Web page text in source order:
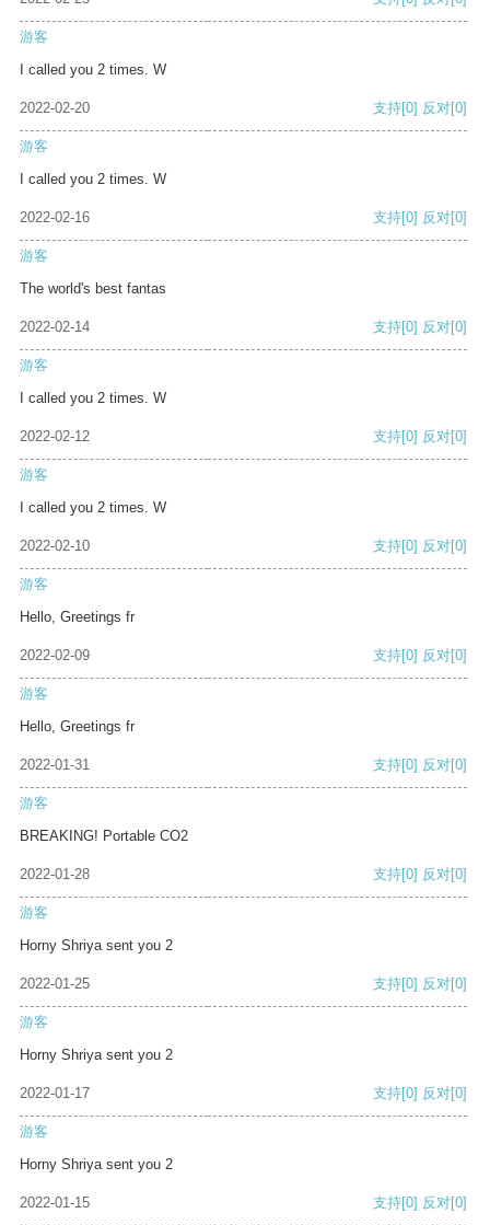
游客
I called you 2 times. W
2022-02-20 支持[0] 反对[0]
游客
I called you 2 times. W
2022-02-16 支持[0] 反对[0]
游客
The world's best fantas
2022-02-14 支持[0] 反对[0]
游客
I called you 2 times. W
2022-02-12 支持[0] 反对[0]
游客
I called you 2 times. W
2022-02-10 支持[0] 反对[0]
游客
Hello, Greetings fr
2022-02-09 支持[0] 反对[0]
游客
Hello, Greetings fr
2022-01-31 支持[0] 反对[0]
游客
BREAKING! Portable CO2
2022-01-28 支持[0] 反对[0]
游客
Horny Shriya sent you 2
2022-01-25 支持[0] 反对[0]
游客
Horny Shriya sent you 2
2022-01-17 支持[0] 反对[0]
游客
Horny Shriya sent you 2
2022-01-15 支持[0] 反对[0]